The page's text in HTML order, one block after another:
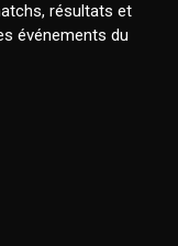
résultats et
événements du